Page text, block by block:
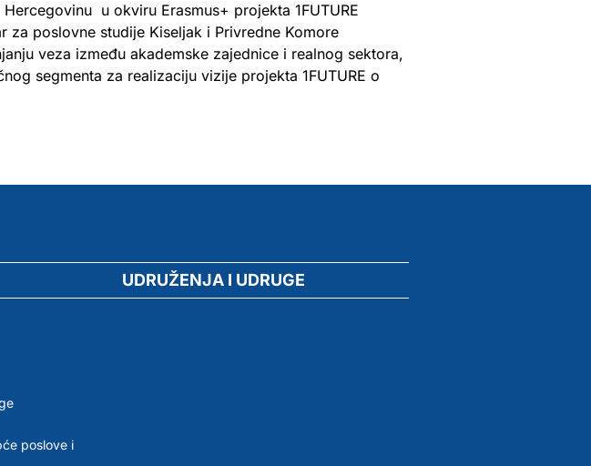
u okviru Erasmus+ projekta 1FUTURE
za poslovne studije Kiseljak i Privredne Komore
veza između akademske zajednice i realnog sektora,
segmenta za realizaciju vizije projekta 1FUTURE o
poslove i
UDRUŽENJA I UDRUGE